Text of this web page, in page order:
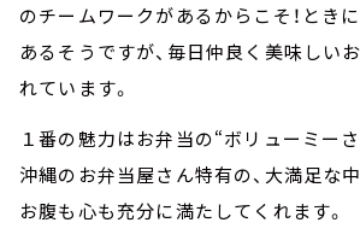
のチームワークがあるからこそ！とき
あるそうですが、毎日仲良く美味しい
れています。
１番の魅力はお弁当の“ボリューミーさ
沖縄のお弁当屋さん特有の、大満足な
お腹も心も充分に満たしてくれます。